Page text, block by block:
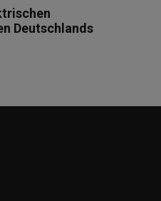
Deutschlands